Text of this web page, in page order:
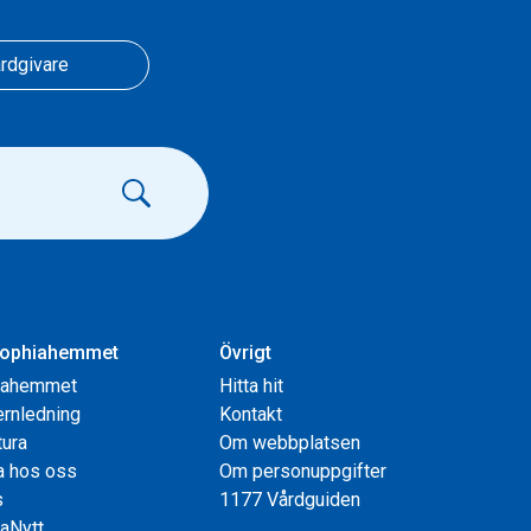
hos oss
Övrigt
Hitta hit
Kontakt
Om webbplatsen
Om personuppgifter
1177 Vårdguiden